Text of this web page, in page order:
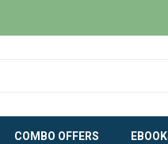
COMBO OFFERS